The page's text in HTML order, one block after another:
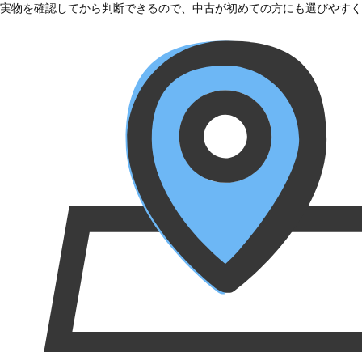
実物を確認してから判断できるので、中古が初めての方にも選びやす